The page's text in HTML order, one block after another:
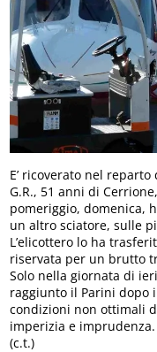
E’ ricoverato nel
G.R., 51 anni di
pomeriggio, domenica,
un altro sciatore, sulle
L’elicottero lo ha
riservata per un brutto
Solo nella giornata di
raggiunto il Parini dopo
condizioni non ottimali
imperizia e imprudenza.
(c.t.)